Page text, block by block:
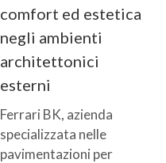
comfort ed estetica
negli ambienti
architettonici
esterni
Ferrari BK, azienda
specializzata nelle
pavimentazioni per